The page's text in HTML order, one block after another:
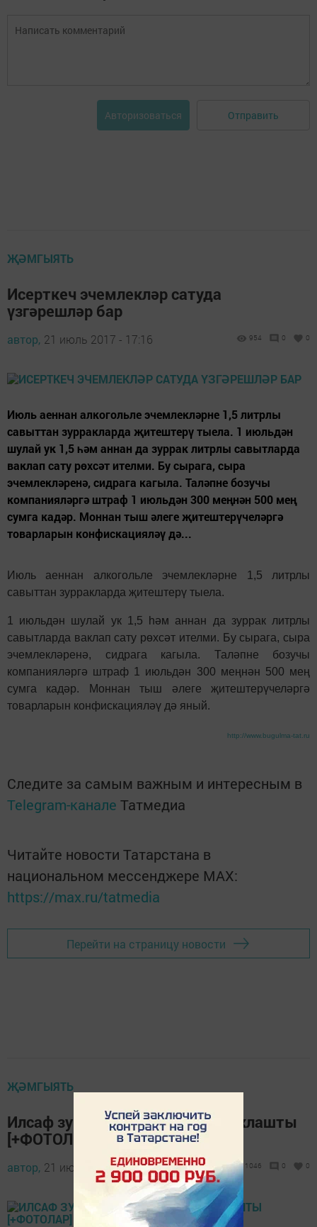
Авторизоваться Отправить
ҖӘМГЫЯТЬ
Исерткеч эчемлекләр сатуда
үзгәрешләр бар
автор, 21 июль 2017 - 17:16 954 0 0
Июль аеннан алкогольле эчемлекләрне 1,5 литрлы
савыттан зурракларда җитештерү тыела. 1 июльдән
шулай ук 1,5 һәм аннан да зуррак литрлы савытларда
ваклап сату рөхсәт ителми. Бу сырага, сыра
эчемлекләренә, сидрага кагыла. Таләпне бозучы
компанияләргә штраф 1 июльдән 300 меңнән 500 мең
сумга кадәр. Моннан тыш әлеге җитештерүчеләргә
товарларын конфискацияләү дә...
Июль аеннан алкогольле эчемлекләрне 1,5 литрлы
савыттан зурракларда җитештерү тыела.
1 июльдән шулай ук 1,5 һәм аннан да зуррак литрлы
савытларда ваклап сату рөхсәт ителми. Бу сырага, сыра
эчемлекләренә, сидрага кагыла. Таләпне бозучы
компанияләргә штраф 1 июльдән 300 меңнән 500 мең
сумга кадәр. Моннан тыш әлеге җитештерүчеләргә
товарларын конфискацияләү дә яный.
http://www.bugulma-tat.ru
Следите за самым важным и интересным в
Telegram-канале Татмедиа
Читайте новости Татарстана в
национальном мессенджере MАХ:
https://max.ru/tatmedia
Перейти на страницу новости
ҖӘМГЫЯТЬ
Илсаф зур шатлыгы белән уртаклашты
[+ФОТОЛАР]
автор, 21 июль 2017 - 16:06 1046 0 0